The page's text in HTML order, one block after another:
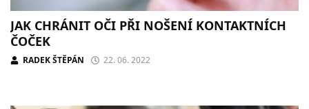
JAK CHRÁNIT OČI PŘI NOŠENÍ KONTAKTNÍCH
ČOČEK
RADEK ŠTĚPÁN 22. 06. 2022